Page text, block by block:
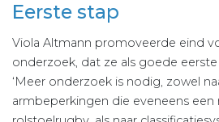
Eerste stap
Viola Altmann promoveerde eind
onderzoek, dat ze als goede
‘Meer onderzoek is nodig, zowel
armbeperkingen die eveneens een